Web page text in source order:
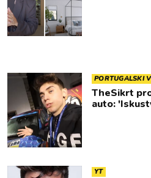
PORTUGALSKI
TheSikrt
auto:
YT